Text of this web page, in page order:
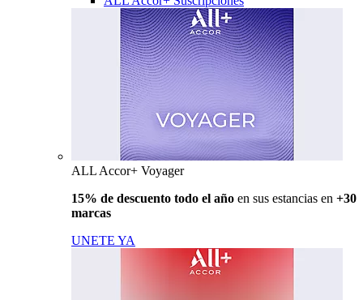
ALL Accor+ Voyager
15% de descuento todo el año en sus estancias en +30
marcas
UNETE YA